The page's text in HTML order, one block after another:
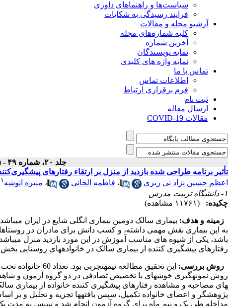
سیاست‌ها و راهنماهای داوری
فرایند رسیدگی به شکایات
آرشیو مجله و مقالات
کلیه شماره‌های مجله
آخرین شماره
نمایه نویسندگان
نمایه واژه های کلیدی
تماس با ما
اطلاعات تماس
فرم برقراری ارتباط
ثبت نام
ارسال مقاله
مقالات COVID-19
جلد ۲۰، شماره ۴۹ - ( ۱-۱۳۸۶ )
تأثیر برنامه طراحی شده بازدید از منزل بر ارتقاء رفتارهای
اعظم حسین نژاد نی ریزی
، فاطمه الحانی ، منیره انوشه ۱
۱- دانشگاه تربیت مدرس
چکیده:
(۱۱۷۶۱ مشاهده)
زمینه و هدف: بیماری سالک دومین بیماری انگلی شایع در ایران
به این بیماری نقش مهمی داشته، و کسب دانش برای مادران در
باشد، یکی از شیوه های مناسب آموزش در این مورد بازدید منزل
رفتارهای پیشگیری کننده از بیماری سالک در خانواده­های روستایی بخش
روش بررسی:
نمونه­گیری خوشه­ای با تخصیص تصادفی در دو گروه آزمون و